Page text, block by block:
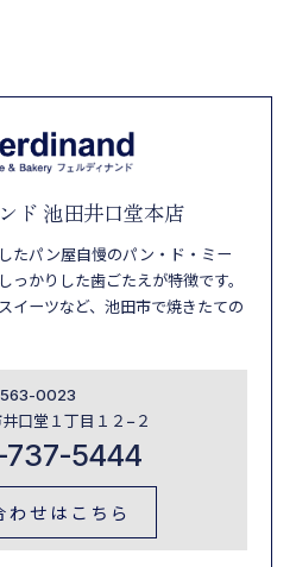
ド 池田井口堂本店
たパン屋自慢のパン・ド・ミー
っかりした歯ごたえが特徴です。
イーツなど、池田市で焼きたての
563-0023
口堂１丁目１２−２
737-5444
わせはこちら